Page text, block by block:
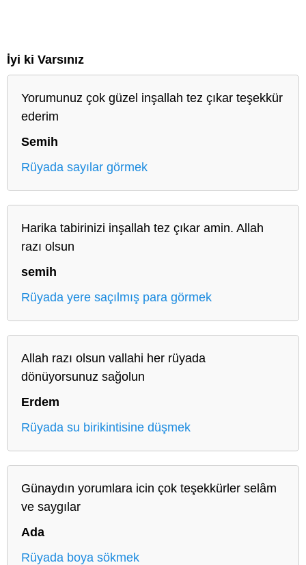
İyi ki Varsınız
Yorumunuz çok güzel inşallah tez çıkar teşekkür
ederim
Semih
Rüyada sayılar görmek
Harika tabirinizi inşallah tez çıkar amin. Allah
razı olsun
semih
Rüyada yere saçılmış para görmek
Allah razı olsun vallahi her rüyada
dönüyorsunuz sağolun
Erdem
Rüyada su birikintisine düşmek
Günaydın yorumlara icin çok teşekkürler selâm
ve saygılar
Ada
Rüyada boya sökmek